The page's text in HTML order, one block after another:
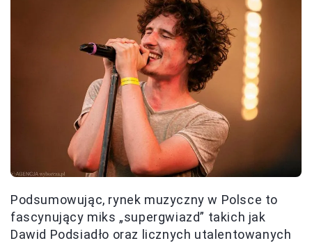
Podsumowując, rynek muzyczny w Polsce to
fascynujący miks „supergwiazd” takich jak
Dawid Podsiadło oraz licznych utalentowanych